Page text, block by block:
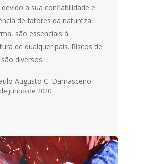
devido a sua confiabilidade e
de fatores da natureza.
são essenciais à
de qualquer país. Riscos de
são diversos…
Augusto C. Damasceno
junho de 2020